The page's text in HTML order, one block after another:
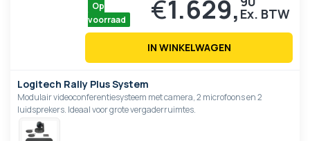
Op
voorraad
€1.629,
IN WINKELWAGEN
Logitech Rally Plus System
Modulair videoconferentiesysteem met camera, 2 microfoons en 2
luidsprekers. Ideaal voor grote vergaderruimtes.